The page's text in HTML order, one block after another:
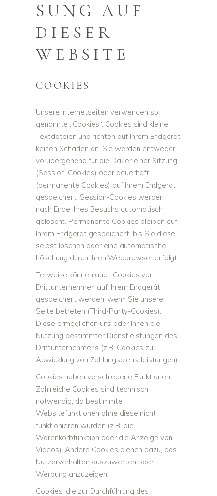
SUNG AUF
DIESER
WEBSITE
COOKIES
Unsere Internetseiten verwenden so
genannte „Cookies“. Cookies sind kleine
Textdateien und richten auf Ihrem Endgerät
keinen Schaden an. Sie werden entweder
vorübergehend für die Dauer einer Sitzung
(Session-Cookies) oder dauerhaft
(permanente Cookies) auf Ihrem Endgerät
gespeichert. Session-Cookies werden
nach Ende Ihres Besuchs automatisch
gelöscht. Permanente Cookies bleiben auf
Ihrem Endgerät gespeichert, bis Sie diese
selbst löschen oder eine automatische
Löschung durch Ihren Webbrowser erfolgt.
Teilweise können auch Cookies von
Drittunternehmen auf Ihrem Endgerät
gespeichert werden, wenn Sie unsere
Seite betreten (Third-Party-Cookies).
Diese ermöglichen uns oder Ihnen die
Nutzung bestimmter Dienstleistungen des
Drittunternehmens (z.B. Cookies zur
Abwicklung von Zahlungsdienstleistungen).
Cookies haben verschiedene Funktionen.
Zahlreiche Cookies sind technisch
notwendig, da bestimmte
Websitefunktionen ohne diese nicht
funktionieren würden (z.B. die
Warenkorbfunktion oder die Anzeige von
Videos). Andere Cookies dienen dazu, das
Nutzerverhalten auszuwerten oder
Werbung anzuzeigen.
Cookies, die zur Durchführung des